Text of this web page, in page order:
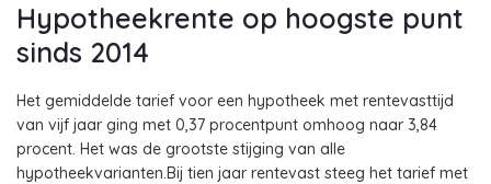
Hypotheekrente op hoogste punt
sinds 2014
Het gemiddelde tarief voor een hypotheek met rentevasttijd
van vijf jaar ging met 0,37 procentpunt omhoog naar 3,84
procent. Het was de grootste stijging van alle
hypotheekvarianten.Bij tien jaar rentevast steeg het tarief met